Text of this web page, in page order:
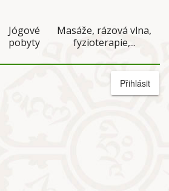
Jógové
pobyty
Masáže, rázová vlna,
fyzioterapie,...
Přihlásit